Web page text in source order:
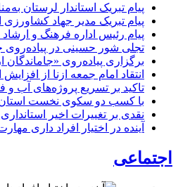
پیام تبریک استاندار لرستان
پیام تبریک مدیر جهاد کشاورزی
پیام رئیس اداره فرهنگ و
تجلی شور حسینی در پیاده‌روی
برگزاری پیاده‌روی
انتقاد امام جمعه ازنا از افزایش
تاکید بر تسریع پروژه‌های آب و
با کسب دو سکوی نخست استان
نقدی بر تغییرات اخیر
آینده در اختیار افراد داری
اجتماعی